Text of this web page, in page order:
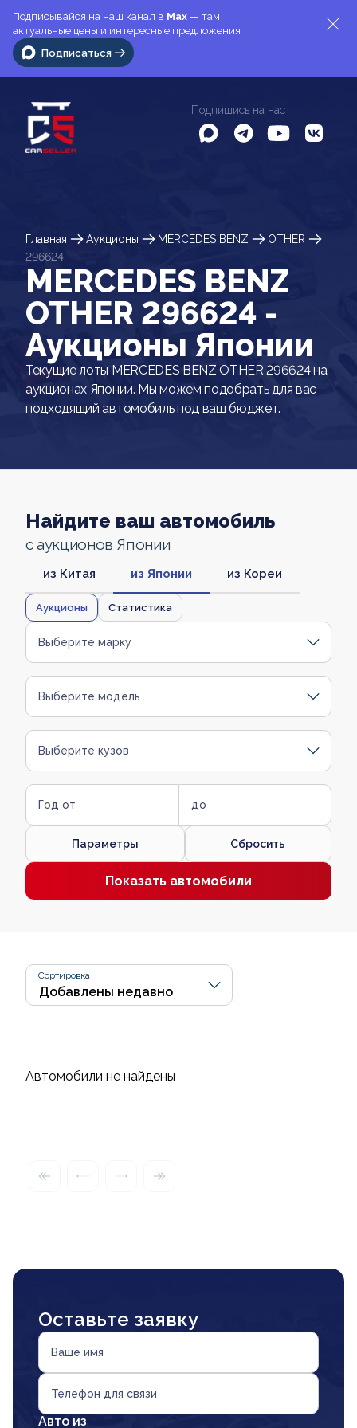
Подписывайся на наш канал в Max — там
актуальные цены и интересные предложения
Подписаться
Подпишись на нас
Главная Аукционы MERCEDES BENZ
OTHER
296624
MERCEDES BENZ
OTHER 296624 -
Аукционы Японии
Текущие лоты MERCEDES BENZ OTHER 296624 на
аукционах Японии. Мы можем подобрать для вас
подходящий автомобиль под ваш бюджет.
Найдите ваш автомобиль
с аукционов Японии
из Китая из Японии из Кореи
Аукционы Статистика
Выберите марку
Выберите модель
Выберите кузов
Год от до
Параметры Сбросить
Показать автомобили
Сортировка
Автомобили не найдены
Оставьте заявку
Ваше имя
Телефон для связи
Авто из